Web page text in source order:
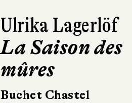
Éric Metzger
Seul en scène
L'Olivier